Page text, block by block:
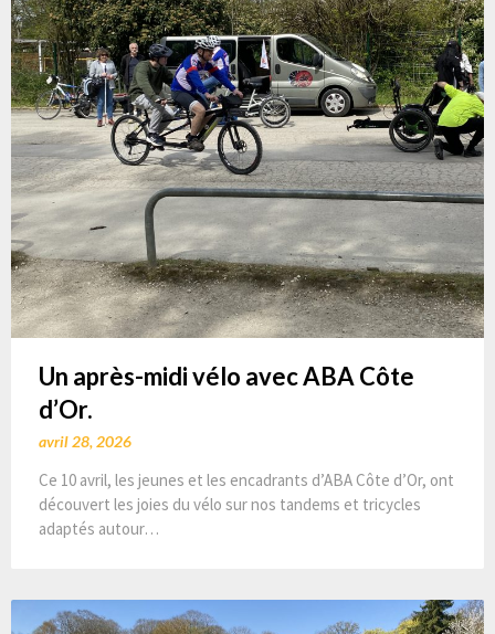
Un après-midi vélo avec ABA Côte
d’Or.
avril 28, 2026
Ce 10 avril, les jeunes et les encadrants d’ABA Côte d’Or, ont
découvert les joies du vélo sur nos tandems et tricycles
adaptés autour…